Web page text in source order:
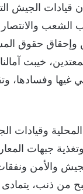
قيادات الجيش
الشعب
وإحقاق حقوق
خيبت آمالنا
غيها وفسادها،
وقيادات
جبهات
والأمن
من ذنب، يتمادى